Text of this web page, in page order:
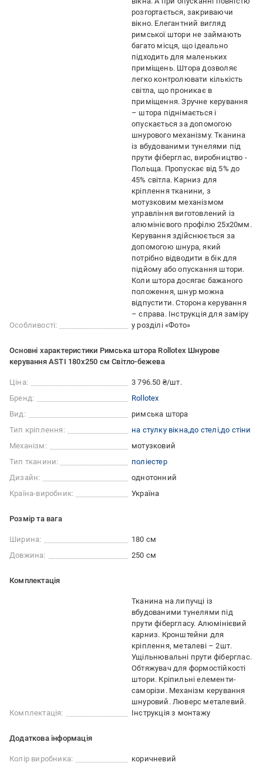
Особливості:
розгортається, закриваючи
вікно. Елегантний вигляд
римської штори не займають
багато місця, що ідеально
підходить для маленьких
приміщень. Штора дозволяє
легко контролювати кількість
світла, що проникає в
приміщення. Зручне керування
– штора піднімається і
опускається за допомогою
шнурового механізму. Тканина
із вбудованими тунелями під
прути фіберглас, виробництво -
Польща. Пропускає від 5% до
45% світла. Карниз для
кріплення тканини, з
мотузковим механізмом
управління виготовлений із
алюмінієвого профілю 25х20мм.
Керування здійснюється за
допомогою шнура, який
потрібно відводити в бік для
підйому або опускання штори.
Коли штора досягає бажаного
положення, шнур можна
відпустити. Сторона керування
– справа. Інструкція для заміру
у розділі «Фото»
Основні характеристики Римська штора Rollotex Шнурове
керування ASTI 180x250 см Світло-бежева
Ціна:
3 796.50 ₴/шт.
Бренд:
Rollotex
Вид:
римська штора
Тип кріплення:
на стулку вікна до стелі до стіни
Механізм:
мотузковий
Тип тканини:
поліестер
Дизайн:
однотонний
Країна-виробник:
Україна
Розмір та вага
Ширина:
180 см
Довжина:
250 см
Комплектація
Комплектація:
Тканина на липучці із
вбудованими тунелями під
прути фібергласу. Алюмінієвий
карниз. Кронштейни для
кріплення, металеві – 2шт.
Ущільнювальні прути фіберглас.
Обтяжувач для формостійкості
штори. Кріпильні елементи-
саморізи. Механізм керування
шнуровий. Люверс металевий.
Інструкція з монтажу
Додаткова інформація
Колір виробника: коричневий